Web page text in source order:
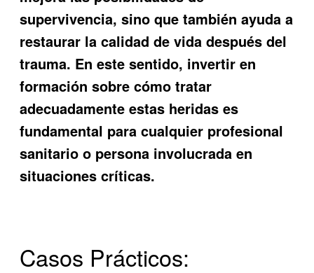
supervivencia, sino que también ayuda a
restaurar la calidad de vida después del
trauma. En este sentido, invertir en
formación sobre cómo tratar
adecuadamente estas heridas es
fundamental para cualquier profesional
sanitario o persona involucrada en
situaciones críticas.
Casos Prácticos: